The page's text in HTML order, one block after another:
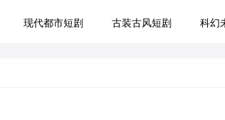
现代都市短剧 古装古风短剧 科幻